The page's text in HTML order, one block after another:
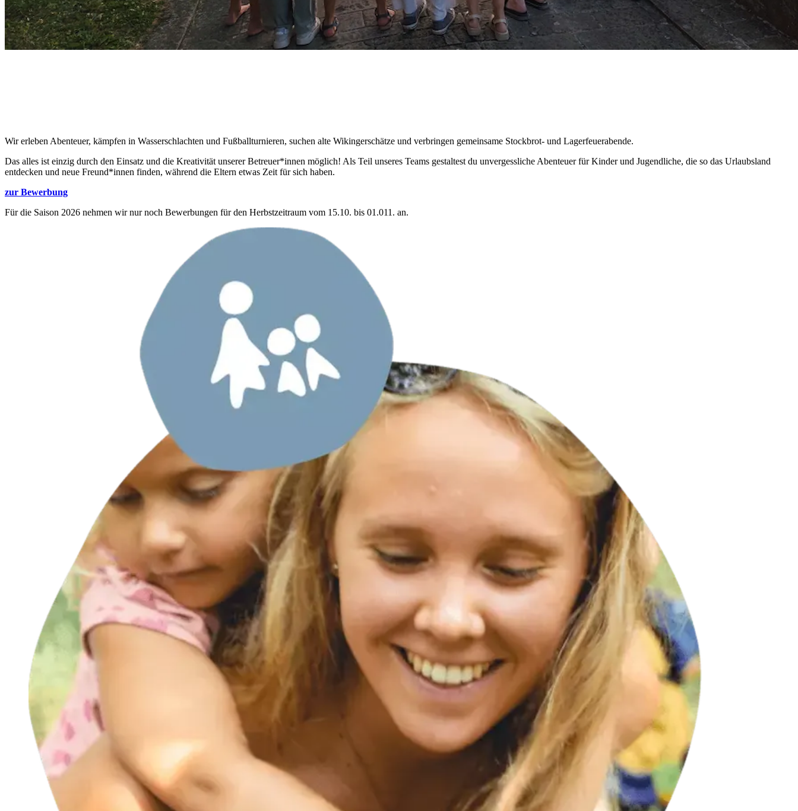
Wir erleben Abenteuer, kämpfen in Wasserschlachten und Fußballturnieren, suchen alte Wikingerschätze und verbringen gemeinsame Stockbrot- und Lagerfeuerabende.
Das alles ist einzig durch den Einsatz und die Kreativität unserer Betreuer*innen möglich! Als Teil unseres Teams gestaltest du unvergessliche Abenteuer für Kinder und Jugendliche, die so das Urlaubsland
entdecken und neue Freund*innen finden, während die Eltern etwas Zeit für sich haben.
zur Bewerbung
Für die Saison 2026 nehmen wir nur noch Bewerbungen für den Herbstzeitraum vom 15.10. bis 01.011. an.